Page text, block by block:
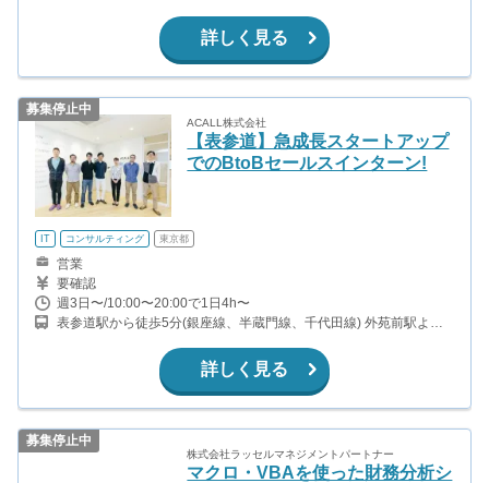
詳しく見る
募集停止中
ACALL株式会社
【表参道】急成長スタートアップ
でのBtoBセールスインターン!
IT コンサルティング 東京都
営業
要確認
週3日〜/10:00〜20:00で1日4h〜
表参道駅から徒歩5分(銀座線、半蔵門線、千代田線) 外苑前駅より
詳しく見る
募集停止中
株式会社ラッセルマネジメントパートナー
マクロ・VBAを使った財務分析シ